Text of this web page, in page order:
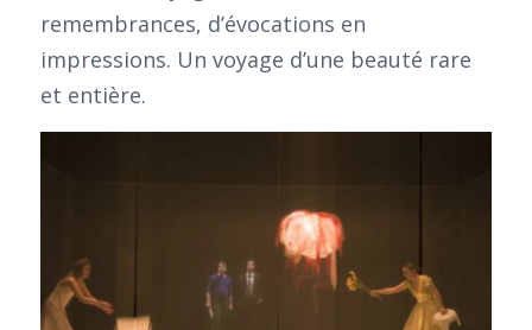
remembrances, d’évocations en
impressions. Un voyage d’une beauté rare
et entière.